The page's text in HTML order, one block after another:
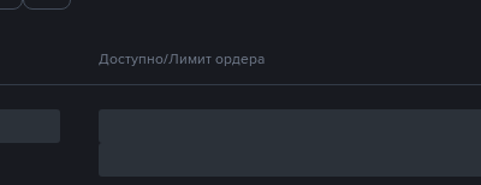
Доступно/Лимит ордера